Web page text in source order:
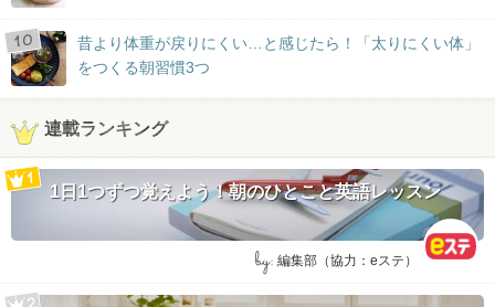
昔より体重が戻りにくい…と感じたら！「太りにくい体」
をつくる朝習慣3つ
連載ランキング
1日1つずつ覚えよう！朝のひとこと英語レッスン
by: 編集部（協力：eステ）